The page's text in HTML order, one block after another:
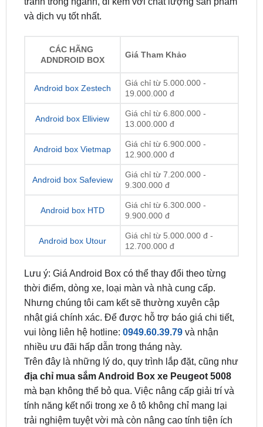
CÁC HÃNG
Android box Zestech
Giá chỉ từ 5.000.000 -
Android box Elliview
Giá chỉ từ 6.800.000 -
13.000.000 đ
Android box Vietmap
Giá chỉ từ 6.900.000 -
12.900.000 đ
Android box Safeview
Giá chỉ từ 7.200.000 -
9.300.000 đ
Android box HTD
Giá chỉ từ 6.300.000 -
9.900.000 đ
Android box Utour
Giá chỉ từ 5.000.000 đ -
12.700.000 đ
Lưu ý: Giá Android Box có thể thay đổi theo từng
Nhưng chúng tôi cam kết sẽ thường xuyên cập
nhật giá chính xác. Để được hỗ trợ báo giá chi tiết,
vui lòng liên hệ hotline:0949.60.39.79 và nhận
nhiều ưu đãi hấp dẫn trong tháng này.
Trên đây là những lý do, quy trình lắp đặt, cũng như
địa chỉ mua sắm Android Box xe Peugeot 5008
mà bạn không thể bỏ qua. Việc nâng cấp giải trí và
tính năng kết nối trong xe ô tô không chỉ mang lại
trải nghiệm tuyệt vời mà còn nâng cao tính tiện ích
và an toàn khi di chuyển. Hãy để Android Box đưa
trải nghiệm lái xe của bạn lên một tầm cao mới!